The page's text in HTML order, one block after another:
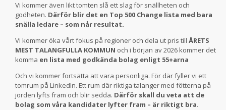
Vi kommer även likt tomten slå ett slag för snällheten och
godheten. Därför blir det en Top 500 Change lista med bara
snälla ledare – som når resultat.
Vi kommer öka vårt fokus på regioner och dela ut pris till ÅRETS
MEST TALANGFULLA KOMMUN och i början av 2026 kommer det
komma en lista med godkända bolag enligt 55+arna
Och vi kommer fortsätta att vara personliga. För där fyller vi ett
tomrum på LinkedIn. Ett rum där riktiga talanger med fötterna på
jorden lyfts fram och blir sedda. Därför skall du veta att de
bolag som våra kandidater lyfter fram – är riktigt bra.